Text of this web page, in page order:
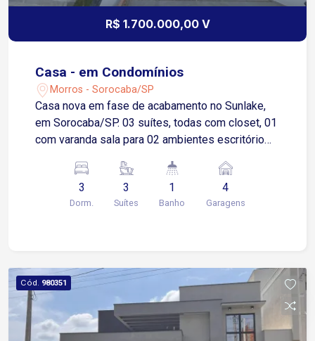
R$ 1.700.000,00 V
Casa - em Condomínios
Morros - Sorocaba/SP
Casa nova em fase de acabamento no Sunlake,
em Sorocaba/SP. 03 suítes, todas com closet, 01
com varanda sala para 02 ambientes escritório
churrasqueira piscina preparação para ar
condicionado, aquecedor solar 04 vagas de
garagem, sendo 02 cobertas
3
Dorm.
3
Suítes
1
Banho
4
Garagens
Cód. 980351